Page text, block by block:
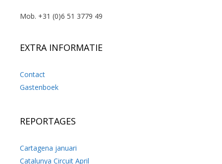
Mob. +31 (0)6 51 3779 49
EXTRA INFORMATIE
Contact
Gastenboek
REPORTAGES
Cartagena januari
Catalunya Circuit April